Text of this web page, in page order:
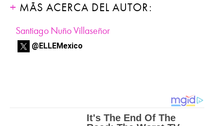
MÁS ACERCA DEL AUTOR:
Santiago Nuño Villaseñor
@ELLEMexico